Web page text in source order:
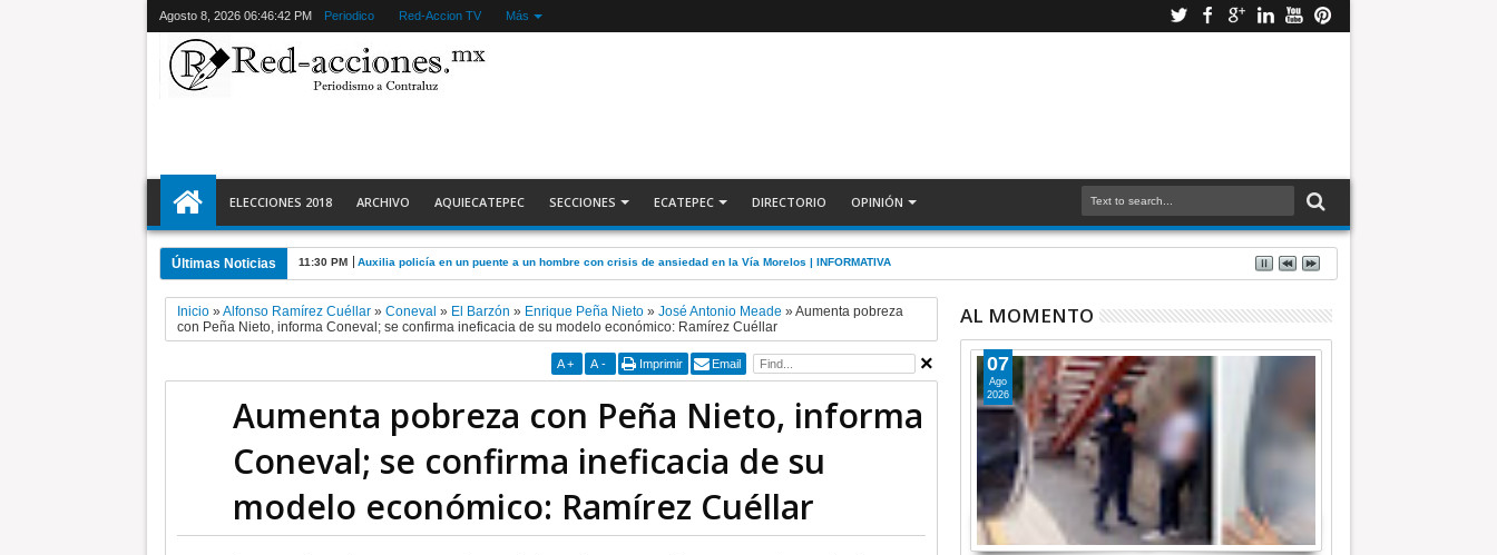
Agosto 8, 2026 06:46:43 PM Periodico Red-Accion TV Más
ELECCIONES 2018 ARCHIVO AQUIECATEPEC SECCIONES ECATEPEC DIRECTORIO OPINIÓN
Últimas Noticias 11:30 PM Auxilia policía en un puente a un hombre con crisis de ansiedad en la Vía Morelos | INFORMATIVA
Inicio»Alfonso Ramírez Cuéllar» Coneval » El Barzón » Enrique Peña Nieto» José Antonio Meade »Aumenta pobreza
con Peña Nieto, informa Coneval; se confirma ineficacia de su modelo económico: Ramírez Cuéllar
A + A - Imprimir Email
Aumenta pobreza con Peña Nieto, informa
Coneval; se confirma ineficacia de su
modelo económico: Ramírez Cuéllar
AL MOMENTO
07
Ago
2026